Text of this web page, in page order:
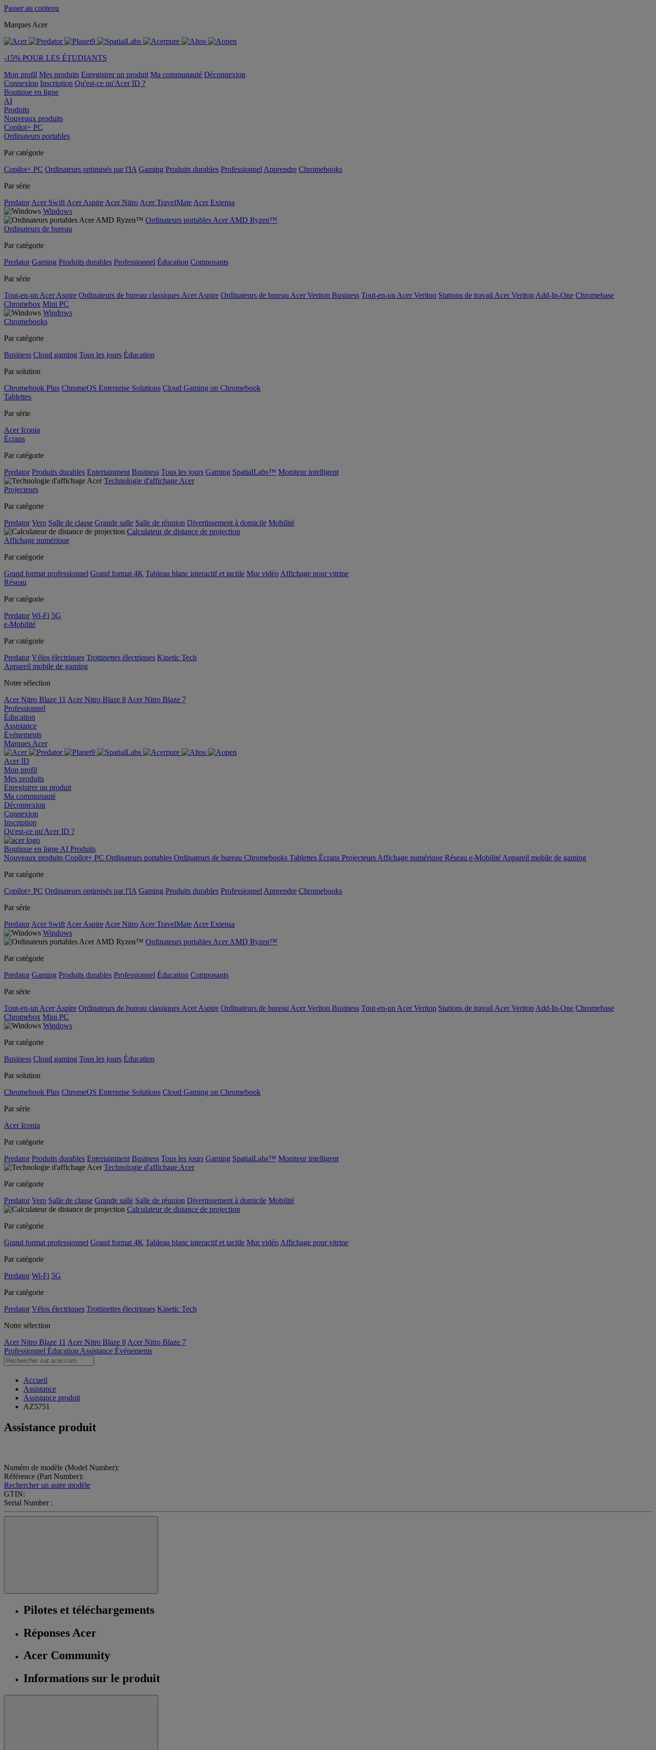
Passer au contenu
Marques Acer
-15% POUR LES ÉTUDIANTS
Mon profil Mes produits Enregistrer un produit Ma communauté Déconnexion
Connexion Inscription Qu'est-ce qu'Acer ID ?
Boutique en ligne
AI
Produits
Nouveaux produits
Copilot+ PC
Ordinateurs portables
Par catégorie
Copilot+ PC Ordinateurs optimisés par l'IA Gaming Produits durables Professionnel Apprendre Chromebooks
Par série
Predator Acer Swift Acer Aspire Acer Nitro Acer TravelMate Acer Extensa
Windows
Ordinateurs portables Acer AMD Ryzen™
Ordinateurs de bureau
Par catégorie
Predator Gaming Produits durables Professionnel Éducation Composants
Par série
Tout-en-un Acer Aspire Ordinateurs de bureau classiques Acer Aspire Ordinateurs de bureau Acer Veriton Business Tout-en-un Acer Veriton Stations de travail Acer Veriton Add-In-One Chromebase
Chromebox Mini PC
Windows
Chromebooks
Par catégorie
Business Cloud gaming Tous les jours Éducation
Par solution
Chromebook Plus ChromeOS Enterprise Solutions Cloud Gaming on Chromebook
Tablettes
Par série
Acer Iconia
Écrans
Par catégorie
Predator Produits durables Entertainment Business Tous les jours Gaming SpatialLabs™ Moniteur intelligent
Technologie d'affichage Acer
Projecteurs
Par catégorie
Predator Vero Salle de classe Grande salle Salle de réunion Divertissement à domicile Mobilité
Calculateur de distance de projection
Affichage numérique
Par catégorie
Grand format professionnel Grand format 4K Tableau blanc interactif et tactile Mur vidéo Affichage pour vitrine
Réseau
Par catégorie
Predator Wi-Fi 5G
e-Mobilité
Par catégorie
Predator Vélos électriques Trottinettes électriques Kinetic Tech
Appareil mobile de gaming
Notre sélection
Acer Nitro Blaze 11 Acer Nitro Blaze 8 Acer Nitro Blaze 7
Professionnel
Éducation
Assistance
Événements
Marques Acer
Acer ID
Mon profil
Mes produits
Enregistrer un produit
Ma communauté
Déconnexion
Connexion
Inscription
Qu'est-ce qu'Acer ID ?
Boutique en ligne AI Produits
Nouveaux produits Copilot+ PC Ordinateurs portables Ordinateurs de bureau Chromebooks Tablettes Écrans Projecteurs Affichage numérique Réseau e-Mobilité Appareil mobile de gaming
Par catégorie
Copilot+ PC Ordinateurs optimisés par l'IA Gaming Produits durables Professionnel Apprendre Chromebooks
Par série
Predator Acer Swift Acer Aspire Acer Nitro Acer TravelMate Acer Extensa
Windows
Ordinateurs portables Acer AMD Ryzen™
Par catégorie
Predator Gaming Produits durables Professionnel Éducation Composants
Par série
Tout-en-un Acer Aspire Ordinateurs de bureau classiques Acer Aspire Ordinateurs de bureau Acer Veriton Business Tout-en-un Acer Veriton Stations de travail Acer Veriton Add-In-One Chromebase
Chromebox Mini PC
Windows
Par catégorie
Business Cloud gaming Tous les jours Éducation
Par solution
Chromebook Plus ChromeOS Enterprise Solutions Cloud Gaming on Chromebook
Par série
Acer Iconia
Par catégorie
Predator Produits durables Entertainment Business Tous les jours Gaming SpatialLabs™ Moniteur intelligent
Technologie d'affichage Acer
Par catégorie
Predator Vero Salle de classe Grande salle Salle de réunion Divertissement à domicile Mobilité
Calculateur de distance de projection
Par catégorie
Grand format professionnel Grand format 4K Tableau blanc interactif et tactile Mur vidéo Affichage pour vitrine
Par catégorie
Predator Wi-Fi 5G
Par catégorie
Predator Vélos électriques Trottinettes électriques Kinetic Tech
Notre sélection
Acer Nitro Blaze 11 Acer Nitro Blaze 8 Acer Nitro Blaze 7
Professionnel Éducation Assistance Événements
Accueil
Assistance
Assistance produit
AZ5751
Assistance produit
Numéro de modèle (Model Number):
Référence (Part Number):
Rechercher un autre modèle
GTIN:
Serial Number :
Pilotes et téléchargements
Réponses Acer
Acer Community
Informations sur le produit